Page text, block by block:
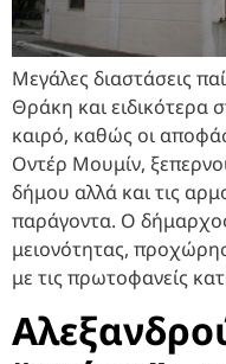
Μεγάλες διαστάσεις
Θράκη και ειδικότερα
καιρό, καθώς οι
Οντέρ Μουμίν,
δήμου αλλά και τις
παράγοντα. Ο
μειονότητας,
με τις πρωτοφανείς